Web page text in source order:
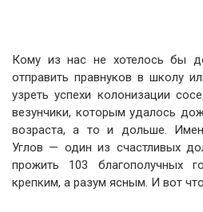
Кому из нас не хотелось бы
отправить правнуков в школу
узреть успехи колонизации
везунчики, которым удалось
возраста, а то и дольше.
Углов — один из счастливых
прожить 103 благополучных
крепким, а разум ясным. И вот